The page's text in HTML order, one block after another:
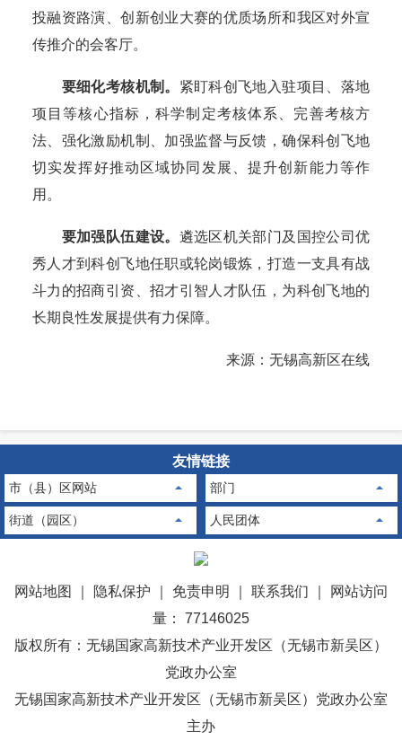
投融资路演、创新创业大赛的优质场所和我区对外宣
传推介的会客厅。
要细化考核机制。 紧盯科创飞地入驻项目、落地
项目等核心指标，科学制定考核体系、完善考核方
法、强化激励机制、加强监督与反馈，确保科创飞地
切实发挥好推动区域协同发展、提升创新能力等作
用。
要加强队伍建设。 遴选区机关部门及国控公司优
秀人才到科创飞地任职或轮岗锻炼，打造一支具有战
斗力的招商引资、招才引智人才队伍，为科创飞地的
长期良性发展提供有力保障。
来源：无锡高新区在线
友情链接
市（县）区网站 部门
街道（园区） 人民团体
网站地图 隐私保护 免责申明 联系我们
网站访问
量： 77146025
版权所有：无锡国家高新技术产业开发区（无锡市新吴区）
党政办公室
无锡国家高新技术产业开发区（无锡市新吴区）党政办公室
主办